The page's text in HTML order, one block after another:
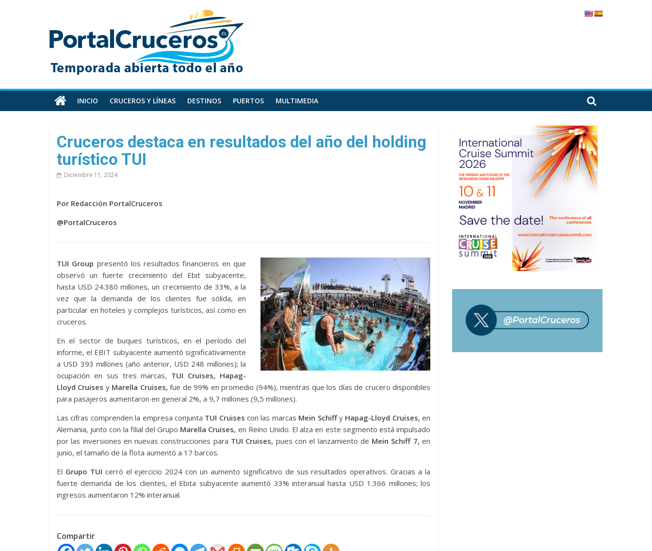
PortalCruceros
Toda
información
cruceros
en
un
sitio
INICIO CRUCEROS Y LÍNEAS DESTINOS PUERTOS MULTIMEDIA
Cruceros destaca en resultados del año del holding
turístico TUI
Diciembre 11, 2024
Por Redacción PortalCruceros
@PortalCruceros
TUI Group presentó los resultados financieros en que
observó un fuerte crecimiento del Ebit subyacente,
hasta USD 24.380 millones, un crecimiento de 33%, a la
vez que la demanda de los clientes fue sólida, en
particular en hoteles y complejos turísticos, así como en
cruceros.
En el sector de buques turísticos, en el período del
informe, el EBIT subyacente aumentó significativamente
a USD 393 millones (año anterior, USD 248 millones); la
ocupación en sus tres marcas, TUI Cruises, Hapag-
Lloyd Cruises yMarella Cruises, fue de 99% en promedio (94%), mientras que los días de crucero disponibles
para pasajeros aumentaron en general 2%, a 9,7 millones (9,5 millones).
Las cifras comprenden la empresa conjunta TUI Cruises con las marcas Mein SchiffyHapag-Lloyd Cruises, en
Alemania, junto con la filial del Grupo Marella Cruises, en Reino Unido. El alza en este segmento está impulsado
por las inversiones en nuevas construcciones para TUI Cruises, pues con el lanzamiento de Mein Schiff 7, en
junio, el tamaño de la flota aumentó a 17 barcos.
El Grupo TUI cerró el ejercicio 2024 con un aumento significativo de sus resultados operativos. Gracias a la
fuerte demanda de los clientes, el Ebita subyacente aumentó 33% interanual hasta USD 1.366 millones; los
ingresos aumentaron 12% interanual.
Compartir